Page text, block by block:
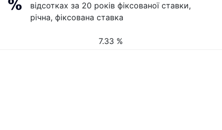
відсотках за 20 років фіксованої ставки,
річна, фіксована ставка
7.33 %